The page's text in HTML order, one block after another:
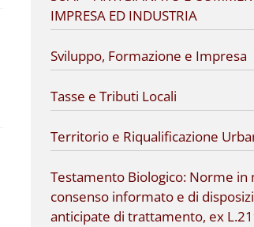
IMPRESA ED INDUSTRIA
Sviluppo, Formazione e Impresa
Tasse e Tributi Locali
Territorio e Riqualificazione
Testamento Biologico: Norme in
consenso informato e di
anticipate di trattamento, ex